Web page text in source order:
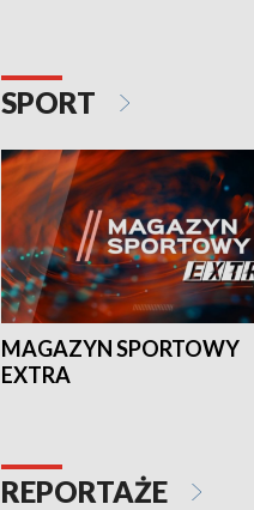
SPORT
MAGAZYN SPORTOWY
EXTRA
REPORTAŻE